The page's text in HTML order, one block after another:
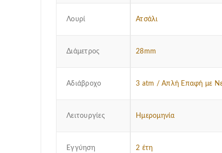
Λουρί Ατσάλι
Διάμετρος 28mm
Αδιάβροχο 3 atm / Απλή Επαφή με
Λειτουργίες Ημερομηνία
Εγγύηση 2 έτη